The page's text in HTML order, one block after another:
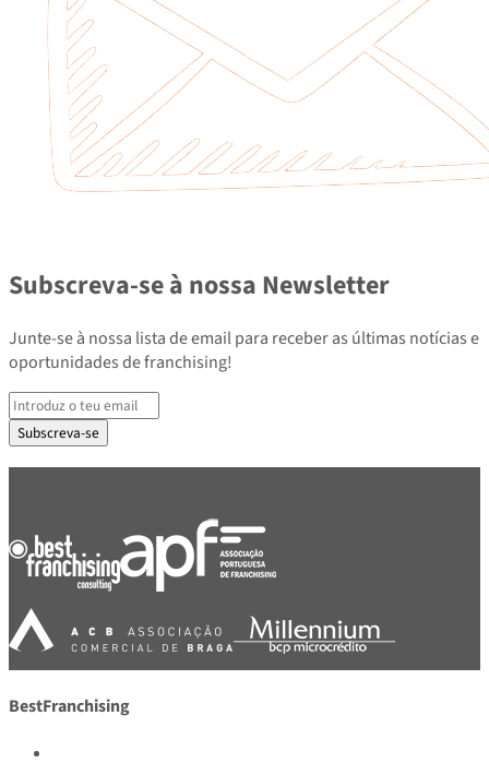
Subscreva-se à nossa Newsletter
Junte-se à nossa lista de email para receber as últimas notícias e
oportunidades de franchising!
Subscreva-se
BestFranchising